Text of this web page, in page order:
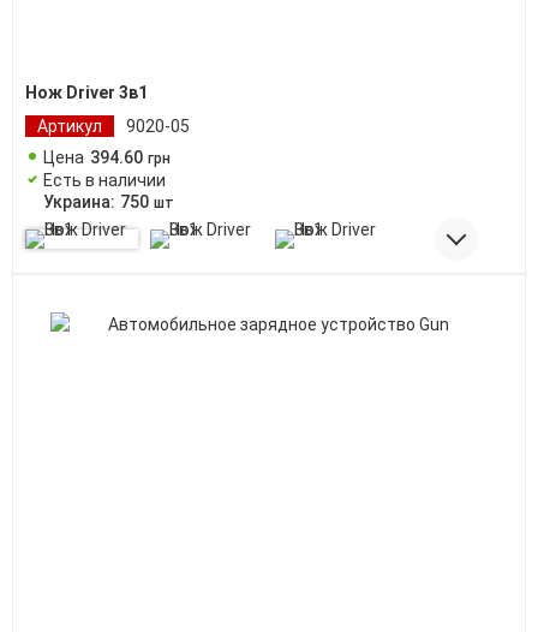
Нож Driver 3в1
Артикул
9020-05
Цена 394.60 грн
Есть в наличии
Украина: 750 шт